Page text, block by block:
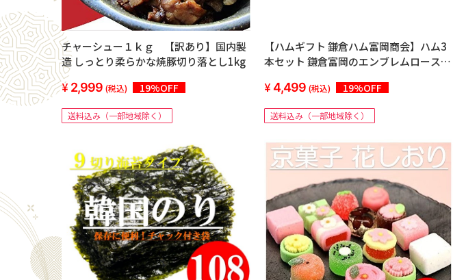
チャーシュー１ｋｇ 【訳あり】国内製
造 しっとり柔らかな焼豚切り落とし1kg
2,999 (税込) 19%OFF
送料込み（一部地域除く）
【ハムギフト 鎌倉ハム富岡商会】ハム3
本セット 鎌倉富岡のエンブレムロースや
4,499 (税込) 19%OFF
送料込み（一部地域除く）